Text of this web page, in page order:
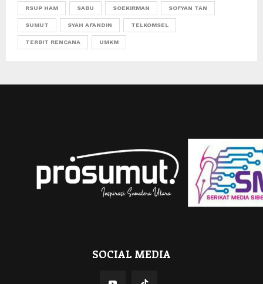
RSUP HAM SABU SOEKIRMAN SOFYAN TAN
SUMUT SYAH AFANDIN TELKOMSEL
TERBIT RENCANA UMKM
SOCIAL MEDIA